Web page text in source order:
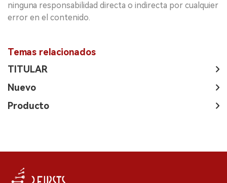
ninguna responsabilidad directa o indirecta por cualquier
error en el contenido.
Temas relacionados
TITULAR
Nuevo
Producto